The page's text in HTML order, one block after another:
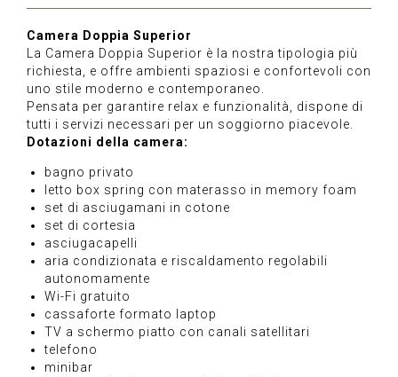
Camera Doppia Superior
La Camera Doppia Superior è la nostra tipologia più
richiesta, e offre ambienti spaziosi e confortevoli con
uno stile moderno e contemporaneo.
Pensata per garantire relax e funzionalità, dispone di
tutti i servizi necessari per un soggiorno piacevole.
Dotazioni della camera:
bagno privato
letto box spring con materasso in memory foam
set di asciugamani in cotone
set di cortesia
asciugacapelli
aria condizionata e riscaldamento regolabili
autonomamente
Wi-Fi gratuito
cassaforte formato laptop
TV a schermo piatto con canali satellitari
telefono
minibar